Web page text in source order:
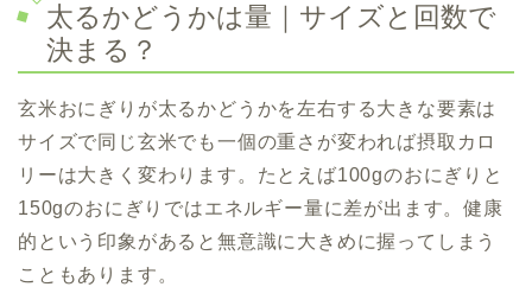
太るかどうかは量｜サイズと回数で
決まる？
玄米おにぎりが太るかどうかを左右する大きな要素は
サイズで同じ玄米でも一個の重さが変われば摂取カロ
リーは大きく変わります。たとえば100gのおにぎりと
150gのおにぎりではエネルギー量に差が出ます。健康
的という印象があると無意識に大きめに握ってしまう
こともあります。